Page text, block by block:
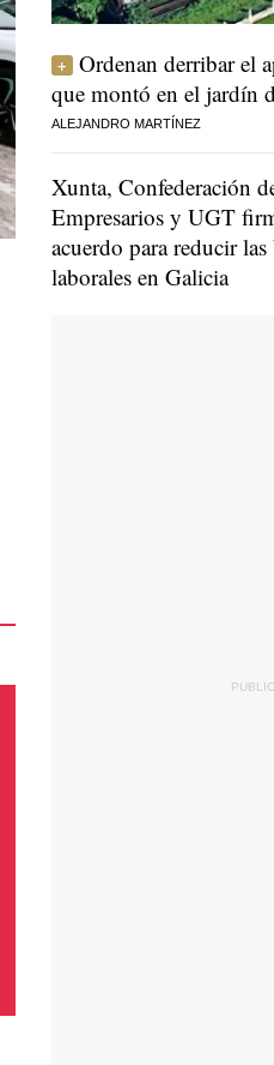
Ordenan derribar el
que montó en el jardín
ALEJANDRO MARTÍNEZ
Xunta, Confederación
Empresarios y UGT
acuerdo para reducir las
laborales en Galicia